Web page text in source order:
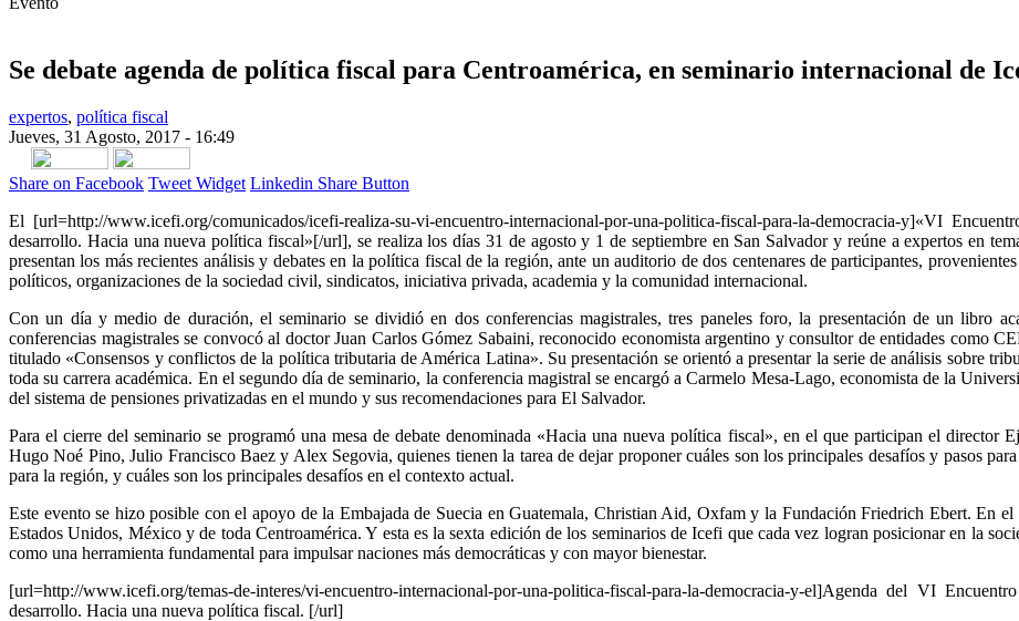
Se debate agenda de política fiscal para Centroamérica, en seminario internacional de
expertos, política fiscal
Jueves, 31 Agosto, 2017 - 16:49
Share on Facebook Tweet Widget Linkedin Share Button
El [url=http://www.icefi.org/comunicados/icefi-realiza-su-vi-encuentro-internacional-por-una-politica-fiscal-para-la-democracia-y]«VI
desarrollo. Hacia una nueva política fiscal»[/url], se realiza los días 31 de agosto y 1 de septiembre en San Salvador y reúne a expertos en
presentan los más recientes análisis y debates en la política fiscal de la región, ante un auditorio de dos centenares de participantes,
políticos, organizaciones de la sociedad civil, sindicatos, iniciativa privada, academia y la comunidad internacional.
Con un día y medio de duración, el seminario se dividió en dos conferencias magistrales, tres paneles foro, la presentación de un libro
conferencias magistrales se convocó al doctor Juan Carlos Gómez Sabaini, reconocido economista argentino y consultor de entidades
titulado «Consensos y conflictos de la política tributaria de América Latina». Su presentación se orientó a presentar la serie de análisis sobre
toda su carrera académica. En el segundo día de seminario, la conferencia magistral se encargó a Carmelo Mesa-Lago, economista de la
del sistema de pensiones privatizadas en el mundo y sus recomendaciones para El Salvador.
Para el cierre del seminario se programó una mesa de debate denominada «Hacia una nueva política fiscal», en el que participan el
Hugo Noé Pino, Julio Francisco Baez y Alex Segovia, quienes tienen la tarea de dejar proponer cuáles son los principales desafíos y pasos
para la región, y cuáles son los principales desafíos en el contexto actual.
Este evento se hizo posible con el apoyo de la Embajada de Suecia en Guatemala, Christian Aid, Oxfam y la Fundación Friedrich Ebert. En
Estados Unidos, México y de toda Centroamérica. Y esta es la sexta edición de los seminarios de Icefi que cada vez logran posicionar en la
como una herramienta fundamental para impulsar naciones más democráticas y con mayor bienestar.
[url=http://www.icefi.org/temas-de-interes/vi-encuentro-internacional-por-una-politica-fiscal-para-la-democracia-y-el]Agenda del VI
desarrollo. Hacia una nueva política fiscal. [/url]